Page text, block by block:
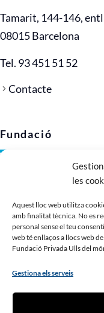
les
Aquest lloc web utilitza
amb finalitat tècnica. No es
personal sense el teu
web té enllaços a llocs web
Fundació Privada Ulls del
Gestiona els serveis
Tamarit, 144-146,
08015 Barcelona
Tel. 93 451 51 52
Contacte
Fundació
Política de
Política de cookies
Imatge corporativa
Dossier de